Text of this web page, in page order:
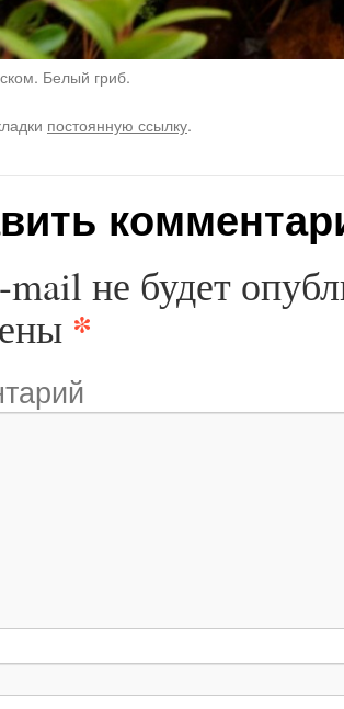
Белый гриб.
постоянную ссылку.
не будет
*